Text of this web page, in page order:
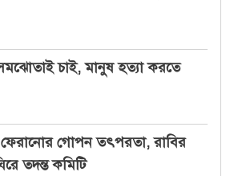
চাই, মানুষ হত্যা করতে
ফেরানোর গোপন তৎপরতা, রাবির
তদন্ত কমিটি